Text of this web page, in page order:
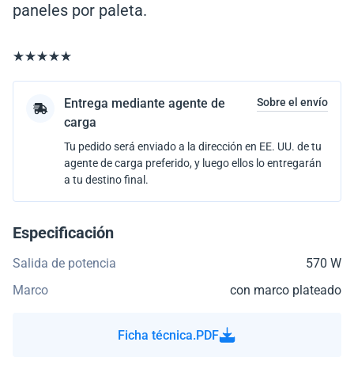
paneles por paleta.
Entrega mediante agente de
carga
Sobre el envío
Tu pedido será enviado a la dirección en EE. UU. de tu
agente de carga preferido, y luego ellos lo entregarán
a tu destino final.
Especificación
Salida de potencia
570 W
Marco
con marco plateado
Ficha técnica.PDF